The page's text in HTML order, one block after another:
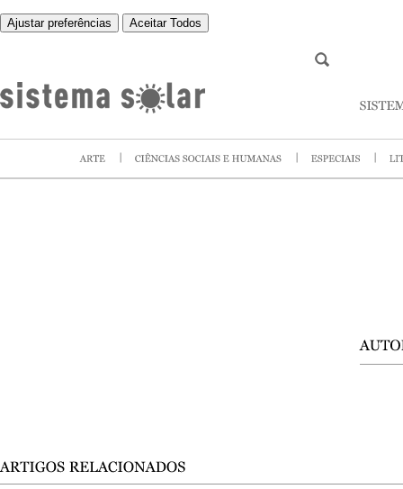
Ajustar preferências Aceitar Todos